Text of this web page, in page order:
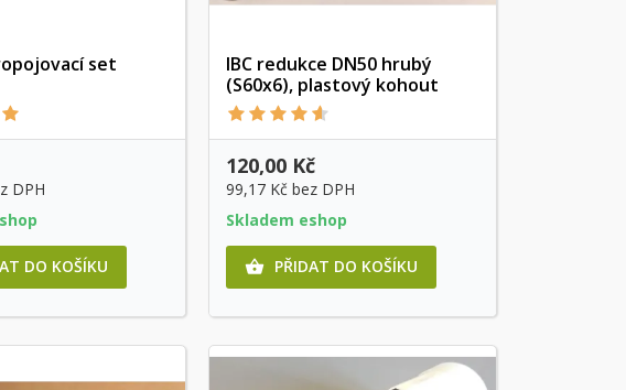
set
DPH
DO KOŠÍKU
Rychlý náhled
IBC redukce DN50 hrubý
(S60x6), plastový kohout
120,00 Kč
99,17 Kčbez DPH
Skladem eshop
 PŘIDAT DO KOŠÍKU